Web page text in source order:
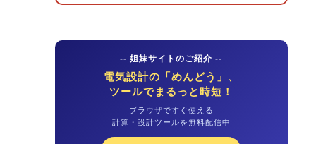
-- 姐妹サイトのご紹介 --
電気設計の「めんどう」、
ツールでまるっと時短！
ブラウザですぐ使える
計算・設計ツールを無料配信中